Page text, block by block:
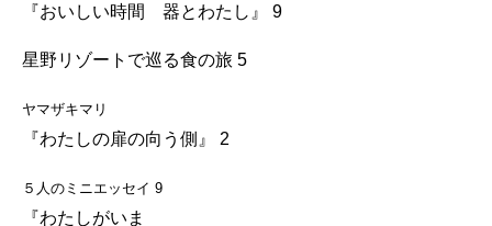
『おいしい時間 器とわたし』 9
星野リゾートで巡る食の旅 5
ヤマザキマリ
『わたしの扉の向う側』 2
５人のミニエッセイ 9
『わたしがいま